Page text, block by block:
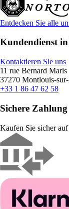
Entdecken Sie alle
Kundendienst
Kontaktieren Sie uns
11 rue Bernard Maris
37270 Montlouis-
+33 1 86 47 62 58
Sichere Zahlung
Kaufen Sie sicher